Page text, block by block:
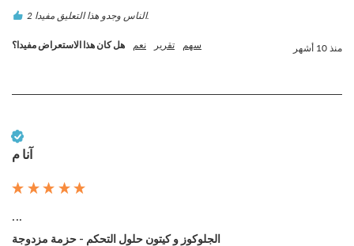
2 الناس وجدو هذا التعليق مفيدا.
هل كان هذا الاستعراض مفيدا؟ نعم تقرير سهم منذ 10 أشهر
آنا م
...
الجلوكوز و كيتون حلول التحكم - حزمة مزدوجة